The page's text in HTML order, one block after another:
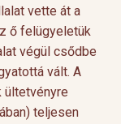
vette át a
ő felügyeletük
végül csődbe
vált. A
ültetvényre
teljesen